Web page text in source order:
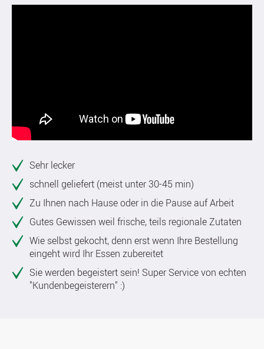
Sehr lecker
schnell geliefert (meist unter 30-45 min)
Zu Ihnen nach Hause oder in die Pause auf Arbeit
Gutes Gewissen weil frische, teils regionale Zutaten
Wie selbst gekocht, denn erst wenn Ihre Bestellung
eingeht wird Ihr Essen zubereitet
Sie werden begeistert sein! Super Service von echten
"Kundenbegeisterern" :)